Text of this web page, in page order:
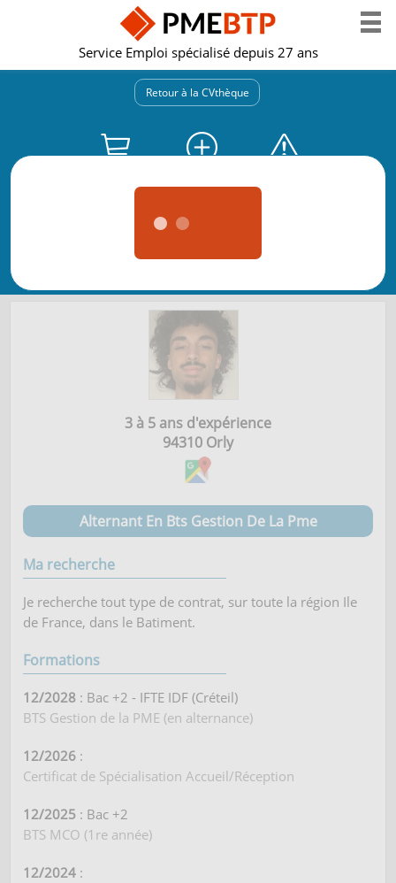
Service Emploi spécialisé depuis 27 ans
Retour à la CVthèque
coordonnées
le CV
avec ce CV ?
3 à 5 ans d'expérience
94310 Orly
Alternant En Bts Gestion De La Pme
Ma recherche
Je recherche tout type de contrat, sur toute la région Ile
de France, dans le Batiment.
Formations
12/2028 : Bac +2 - IFTE IDF (Créteil)
BTS Gestion de la PME (en alternance)
12/2026 :
Certificat de Spécialisation Accueil/Réception
12/2025 : Bac +2
BTS MCO (1re année)
12/2024 :